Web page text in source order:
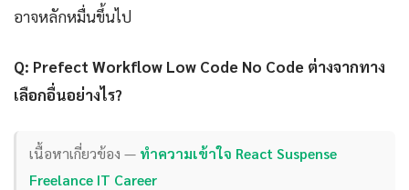
อาจหลักหมื่นขึ้นไป
Q: Prefect Workflow Low Code No Code ต่างจากทาง
เลือกอื่นอย่างไร?
เนื้อหาเกี่ยวข้อง — ทำความเข้าใจ React Suspense
Freelance IT Career